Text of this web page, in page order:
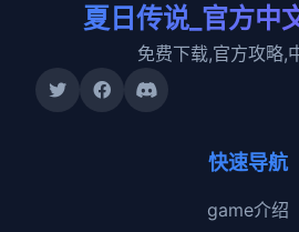
夏日传说_官方中
免费下载,官方攻略,
快速导航
game介绍